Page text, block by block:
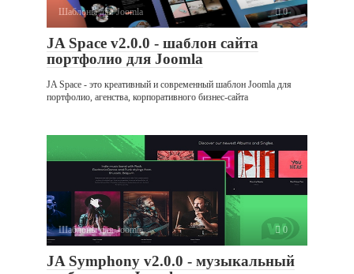
Шаблоны для Joomla 0
JA Space v2.0.0 - шаблон сайта
портфолио для Joomla
JA Space - это креативный и современный шаблон Joomla для
портфолио, агенства, корпоративного бизнес-сайта
Шаблоны для Joomla 0
JA Symphony v2.0.0 - музыкальный